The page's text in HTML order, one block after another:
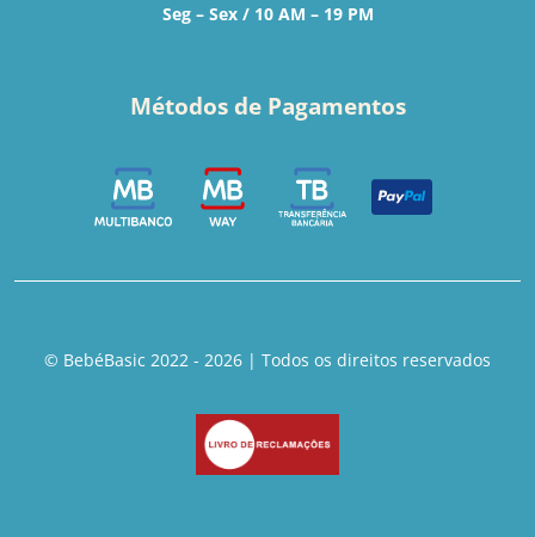
Seg – Sex / 10 AM – 19 PM
Métodos de Pagamentos
© BebéBasic 2022 - 2026 | Todos os direitos reservados